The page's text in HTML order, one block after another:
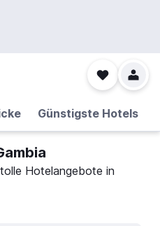
Günstigste Hotels
Hotelangebote in